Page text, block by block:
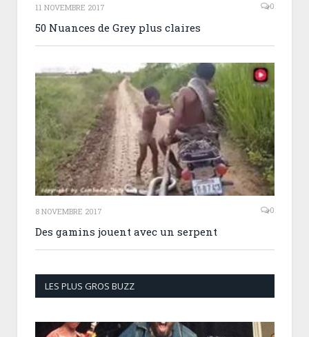
11 NOVEMBRE 2017 0
50 Nuances de Grey plus claires
8 NOVEMBRE 2017 0
Des gamins jouent avec un serpent
LES PLUS GROS BUZZ